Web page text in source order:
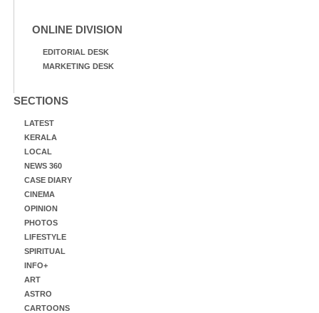
ONLINE DIVISION
EDITORIAL DESK
MARKETING DESK
SECTIONS
LATEST
KERALA
LOCAL
NEWS 360
CASE DIARY
CINEMA
OPINION
PHOTOS
LIFESTYLE
SPIRITUAL
INFO+
ART
ASTRO
CARTOONS